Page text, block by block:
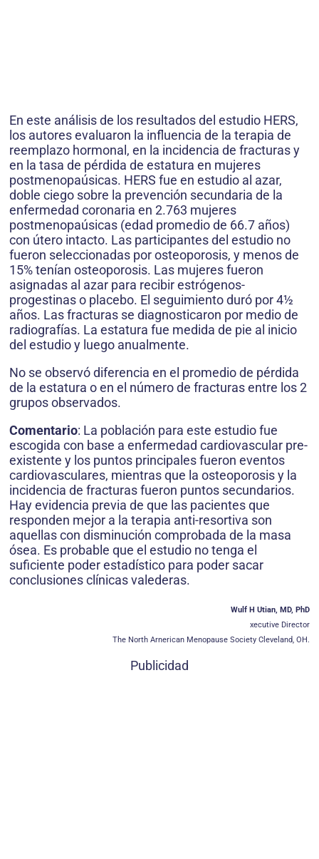
En este análisis de los resultados del estudio HERS,
los autores evaluaron la influencia de la terapia de
reemplazo hormonal, en la incidencia de fracturas y
en la tasa de pérdida de estatura en mujeres
postmenopaúsicas. HERS fue en estudio al azar,
doble ciego sobre la prevención secundaria de la
enfermedad coronaria en 2.763 mujeres
postmenopaúsicas (edad promedio de 66.7 años)
con útero intacto. Las participantes del estudio no
fueron seleccionadas por osteoporosis, y menos de
15% tenían osteoporosis. Las mujeres fueron
asignadas al azar para recibir estrógenos-
progestinas o placebo. El seguimiento duró por 4½
años. Las fracturas se diagnosticaron por medio de
radiografías. La estatura fue medida de pie al inicio
del estudio y luego anualmente.
No se observó diferencia en el promedio de pérdida
de la estatura o en el número de fracturas entre los 2
grupos observados.
Comentario: La población para este estudio fue
escogida con base a enfermedad cardiovascular pre-
existente y los puntos principales fueron eventos
cardiovasculares, mientras que la osteoporosis y la
incidencia de fracturas fueron puntos secundarios.
Hay evidencia previa de que las pacientes que
responden mejor a la terapia anti-resortiva son
aquellas con disminución comprobada de la masa
ósea. Es probable que el estudio no tenga el
suficiente poder estadístico para poder sacar
conclusiones clínicas valederas.
Wulf H Utian, MD, PhD
xecutive Director
The North Arnerican Menopause Society Cleveland, OH.
Publicidad